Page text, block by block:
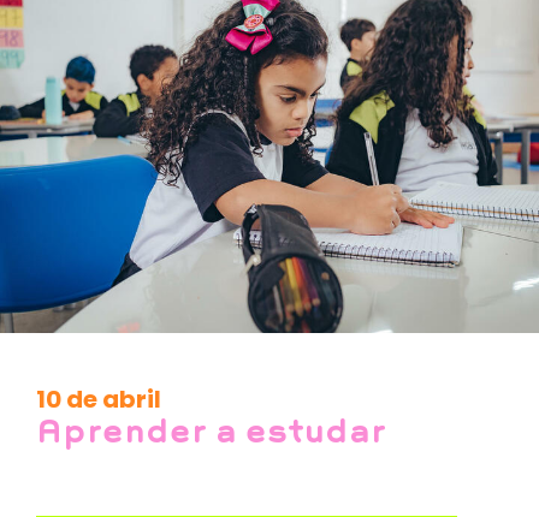
10 de abril
Aprender a estudar